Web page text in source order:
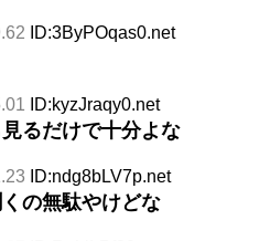
ID:3ByPOqas0.net
ID:kyzJraqy0.net
るだけで十分よな
ID:ndg8bLV7p.net
の無駄やけどな